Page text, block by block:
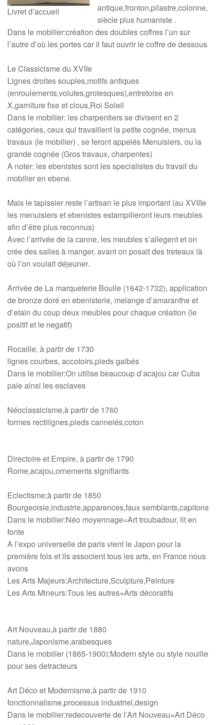
Livret d’accueil
antique,fronton,pilastre,colonne,
siècle plus humaniste .
Dans le mobilier:création des doubles coffres l’un sur
l’autre d’où les portes car il faut ouvrir le coffre de dessous
Le Classicisme du XVIIe
Lignes droites souples,motifs antiques
(enroulements,volutes,grotesques),entretoise en
X,garniture fixe et clous,Roi Soleil
Dans le mobilier: les charpentiers se divisent en 2
catégories, ceux qui travaillent la petite cognée, menus
travaux (le mobilier) , se feront appelés Menuisiers, ou la
grande cognée (Gros travaux, charpentes)
A noter: les ebenistes sont les specialistes du travail du
mobilier en ebene.
Mais le tapissier reste l’artisan le plus important (au XVIIIe
les menuisiers et ebenistes estampilleront leurs meubles
afin d’être plus reconnus)
Avec l’arrivée de la canne, les meubles s’allegent et on
crée des salles à manger, avant on posait des treteaux là
où l’on voulait déjeuner.
Arrivée de La marqueterie Boulle (1642-1732), application
de bronze doré en ebenisterie, melange d’amaranthe et
d’etain du coup deux meubles pour chaque création (le
positif et le negatif)
Rocaille, à partir de 1730
lignes courbes, accotoirs,pieds galbés
Dans le mobilier:On utilise beaucoup d’acajou car Cuba
paie ainsi les esclaves
Néoclassicisme,à partir de 1760
formes rectilignes,pieds cannelés,coton
Directoire et Empire, à partir de 1790
Rome,acajou,ornements signifiants
Eclectisme;à partir de 1850
Bourgeoisie,industrie,apparences,faux semblants,capitons
Dans le mobilier:Néo moyennage=Art troubadour, lit en
fonte
A l’expo universelle de paris vient le Japon pour la
première fois et ils associent tous les arts, en France nous
avons
Les Arts Majeurs:Architecture,Sculpture,Peinture
Les Arts Mineurs:Tous les autres=Arts décoratifs
Art Nouveau,à partir de 1880
nature,Japonisme,arabesques
Dans le mobilier (1865-1900):Modern style ou style nouille
pour ses detracteurs
Art Déco et Modernisme,à partir de 1910
fonctionnalisme,processus industriel,design
Dans le mobilier:redecouverte de l’Art Nouveau=Art Déco